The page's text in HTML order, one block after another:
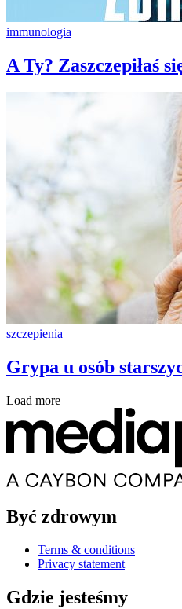
immunologia
A Ty? Zaszczepiłaś
szczepienia
Grypa u osób
Load more
Być zdrowym
Terms & conditions
Privacy statement
Gdzie jesteśmy